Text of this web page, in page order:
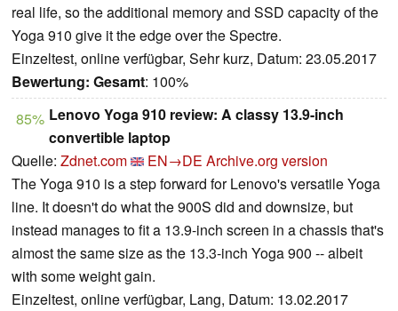
real life, so the additional memory and SSD capacity of the
Yoga 910 give it the edge over the Spectre.
Einzeltest, online verfügbar, Sehr kurz, Datum: 23.05.2017
Bewertung: Gesamt: 100%
85% Lenovo Yoga 910 review: A classy 13.9-inch
convertible laptop
Quelle: Zdnet.com EN→DE Archive.org version
The Yoga 910 is a step forward for Lenovo's versatile Yoga
line. It doesn't do what the 900S did and downsize, but
instead manages to fit a 13.9-inch screen in a chassis that's
almost the same size as the 13.3-inch Yoga 900 -- albeit
with some weight gain.
Einzeltest, online verfügbar, Lang, Datum: 13.02.2017